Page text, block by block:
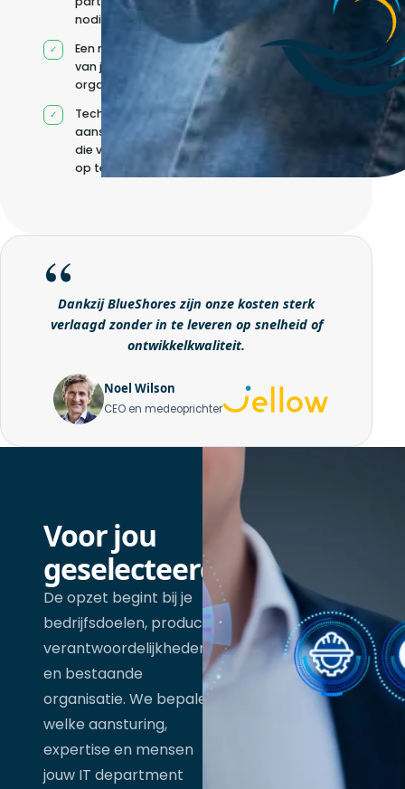
nodig
Een model op maat
van jouw
organisatie
Technische
aansturing zonder
die volledig intern
op te bouwen
Dankzij BlueShores zijn onze kosten sterk
verlaagd zonder in te leveren op snelheid of
ontwikkelkwaliteit.
Noel Wilson
CEO en medeoprichter
Voor jou
geselecteerd
De opzet begint bij je
bedrijfsdoelen, product,
verantwoordelijkheden
en bestaande
organisatie. We bepalen
welke aansturing,
expertise en mensen
jouw IT department